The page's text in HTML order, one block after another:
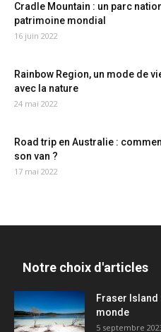
Cradle Mountain : un parc
patrimoine mondial
16 juin 2022
Rainbow Region, un mode de
avec la nature
24 mai 2022
Road trip en Australie :
son van ?
17 mai 2022
Notre choix d'articles
Fraser Island
monde
5 septembre